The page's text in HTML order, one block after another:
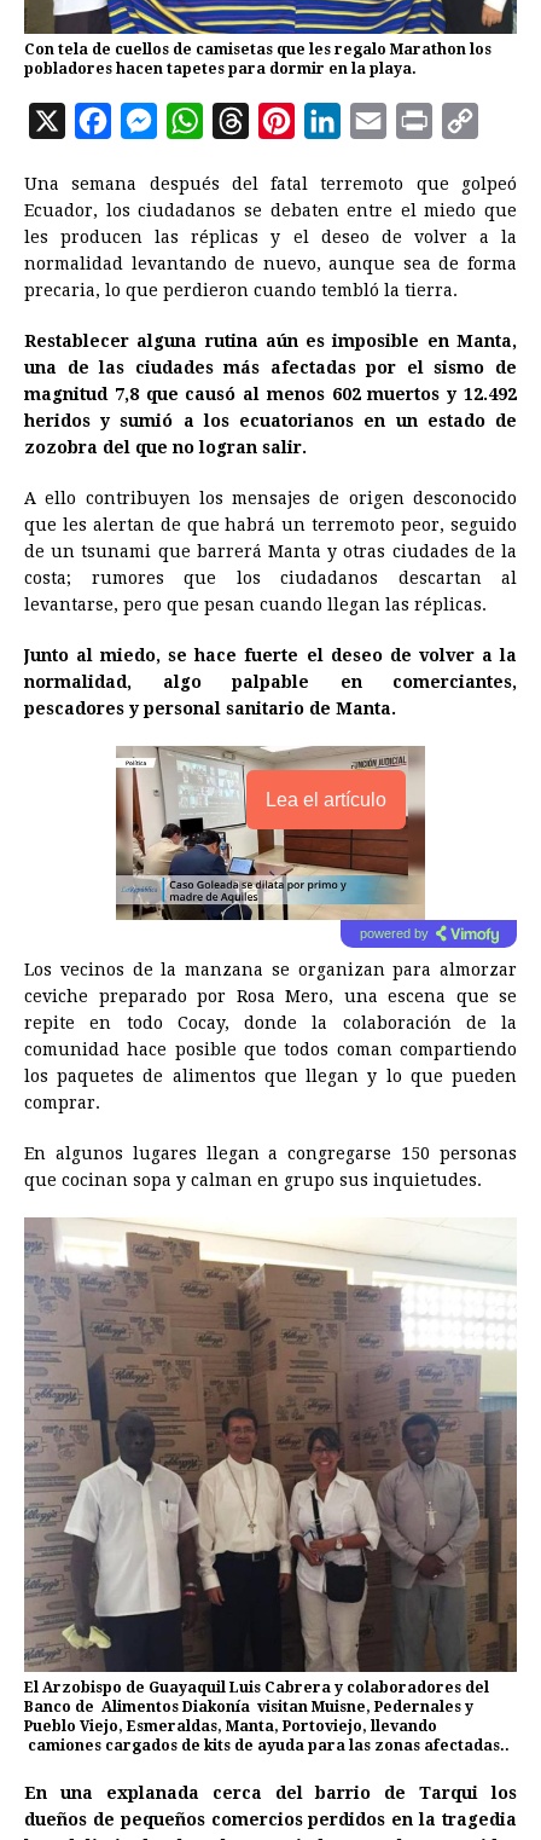
Con tela de cuellos de camisetas que les regalo Marathon los
pobladores hacen tapetes para dormir en la playa.
X
c
e
b
o
o
k
M
s
s
e
n
g
e
r
W
a
t
s
A
p
p
r
e
a
d
s
n
t
e
r
e
s
n
k
e
d
I
n
a
i
l
i
n
t
p
y
L
n
k
Una semana después del fatal terremoto que golpeó
Ecuador, los ciudadanos se debaten entre el miedo que
les producen las réplicas y el deseo de volver a la
normalidad levantando de nuevo, aunque sea de forma
precaria, lo que perdieron cuando tembló la tierra.
Restablecer alguna rutina aún es imposible en Manta,
una de las ciudades más afectadas por el sismo de
magnitud 7,8 que causó al menos 602 muertos y 12.492
heridos y sumió a los ecuatorianos en un estado de
zozobra del que no logran salir.
A ello contribuyen los mensajes de origen desconocido
que les alertan de que habrá un terremoto peor, seguido
de un tsunami que barrerá Manta y otras ciudades de la
costa; rumores que los ciudadanos descartan al
levantarse, pero que pesan cuando llegan las réplicas.
Junto al miedo, se hace fuerte el deseo de volver a la
normalidad, algo palpable en comerciantes,
pescadores y personal sanitario de Manta.
Lea el artículo
powered by
Los vecinos de la manzana se organizan para almorzar
ceviche preparado por Rosa Mero, una escena que se
repite en todo Cocay, donde la colaboración de la
comunidad hace posible que todos coman compartiendo
los paquetes de alimentos que llegan y lo que pueden
comprar.
En algunos lugares llegan a congregarse 150 personas
que cocinan sopa y calman en grupo sus inquietudes.
El Arzobispo de Guayaquil Luis Cabrera y colaboradores del
Banco de Alimentos Diakonía visitan Muisne, Pedernales y
Pueblo Viejo, Esmeraldas, Manta, Portoviejo, llevando
camiones cargados de kits de ayuda para las zonas afectadas..
En una explanada cerca del barrio de Tarqui los
dueños de pequeños comercios perdidos en la tragedia